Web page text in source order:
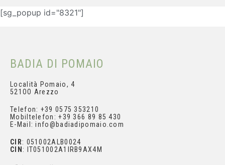
[sg_popup id="8321"]
BADIA DI POMAIO
Località Pomaio, 4
521OO Arezzo
Telefon: +39 0575 353210
Mobiltelefon: +39 366 89 85 430
E-Mail: info@badiadipomaio.com
CIR: 051002ALB0024
CIN: IT051002A1IRB9AX4M